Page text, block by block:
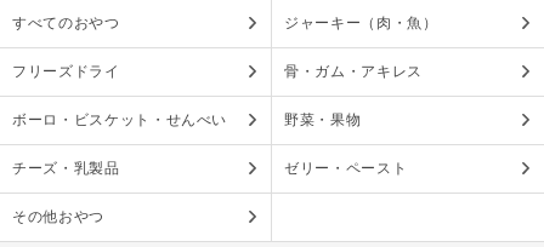
すべてのおやつ ジャーキー（肉・魚）
フリーズドライ 骨・ガム・アキレス
ボーロ・ビスケット・せんべい 野菜・果物
チーズ・乳製品 ゼリー・ペースト
その他おやつ